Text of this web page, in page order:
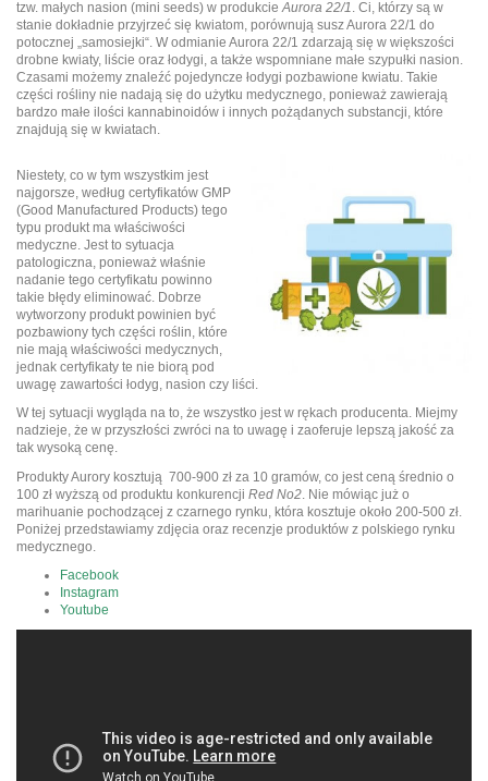
tzw. małych nasion (mini seeds) w produkcieAurora 22/1. Ci, którzy są w
stanie dokładnie przyjrzeć się kwiatom, porównują susz Aurora 22/1 do
potocznej „samosiejki“. W odmianie Aurora 22/1 zdarzają się w większości
drobne kwiaty, liście oraz łodygi, a także wspomniane małe szypułki nasion.
Czasami możemy znaleźć pojedyncze łodygi pozbawione kwiatu. Takie
części rośliny nie nadają się do użytku medycznego, ponieważ zawierają
bardzo małe ilości kannabinoidów i innych pożądanych substancji, które
znajdują się w kwiatach.
Niestety, co w tym wszystkim jest
najgorsze, według certyfikatów GMP
(Good Manufactured Products) tego
typu produkt ma właściwości
medyczne. Jest to sytuacja
patologiczna, ponieważ właśnie
nadanie tego certyfikatu powinno
takie błędy eliminować. Dobrze
wytworzony produkt powinien być
pozbawiony tych części roślin, które
nie mają właściwości medycznych,
jednak certyfikaty te nie biorą pod
uwagę zawartości łodyg, nasion czy liści.
W tej sytuacji wygląda na to, że wszystko jest w rękach producenta. Miejmy
nadzieje, że w przyszłości zwróci na to uwagę i zaoferuje lepszą jakość za
tak wysoką cenę.
Produkty Aurory kosztują 700-900 zł za 10 gramów, co jest ceną średnio o
100 zł wyższą od produktu konkurencji Red No2 . Nie mówiąc już o
marihuanie pochodzącej z czarnego rynku, która kosztuje około 200-500 zł.
Poniżej przedstawiamy zdjęcia oraz recenzje produktów z polskiego rynku
medycznego.
Facebook
Instagram
Youtube